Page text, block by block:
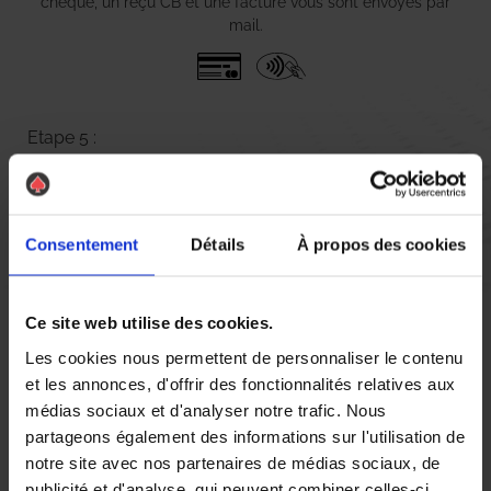
Consentement Détails À propos des cookies
Ce site web utilise des cookies.
Les cookies nous permettent de personnaliser le contenu
et les annonces, d'offrir des fonctionnalités relatives aux
médias sociaux et d'analyser notre trafic. Nous
partageons également des informations sur l'utilisation de
notre site avec nos partenaires de médias sociaux, de
mail.
Etape 5 :
Vous recevez une demande d’évaluation de votre expérience
Des punaises de lit perturbent vos nuits et vous laissent des
réveils difficiles ? Retrouvez un sommeil paisible en contactant
notre agence AS DE PIC Annecy pour une désinsectisation !
Experte anti-nuisibles, notre société vous propose un traitement